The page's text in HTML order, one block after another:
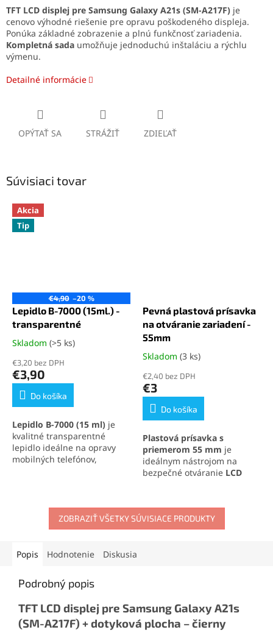
TFT LCD displej pre Samsung Galaxy A21s (SM-A217F) je
cenovo výhodné riešenie pre opravu poškodeného displeja.
Ponúka základné zobrazenie a plnú funkčnosť zariadenia.
Kompletná sada umožňuje jednoduchú inštaláciu a rýchlu
výmenu.
Detailné informácie
OPÝTAŤ SA STRÁŽIŤ ZDIEĽAŤ
Súvisiaci tovar
Akcia
Tip
€4,90 –20 %
Lepidlo B-7000 (15ml.) -
transparentné
Priemerné
produktu
je
5,0
hviezdičiek.
Skladom (>5 ks)
€3,20 bez DPH
€3,90
Do košíka
Lepidlo B-7000 (15 ml) je
kvalitné transparentné
lepidlo ideálne na opravy
mobilných telefónov,
odoláva otrasom, vode aj
oderu. Vďaka presnej
aplikačnej špičke sa
drobné súčiastky.
Pevná plastová prísavka
na otváranie zariadení -
55mm
Priemerné
produktu
je
5,0
hviezdičiek.
Skladom (3 ks)
€2,40 bez DPH
€3
Do košíka
Plastová prísavka s
priemerom 55 mm je
ideálnym nástrojom na
bezpečné otváranie LCD
efektu s tlakom až 10 kg
umožňuje pevné uchopenie
bez poškodenia. Odolná
ZOBRAZIŤ VŠETKY SÚVISIACE PRODUKTY
Popis Hodnotenie Diskusia
Podrobný popis
TFT LCD displej pre Samsung Galaxy A21s
(SM-A217F) + dotyková plocha – čierny